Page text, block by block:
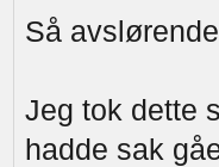
Så
Jeg tok dette
hadde sak